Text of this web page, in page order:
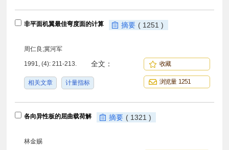
非平面机翼最佳弯度面的计算 摘要 ( 1251 )
周仁良;冀河军
1991, (4): 211-213. 全文：
相关文章 计量指标
收藏
浏览量 1251
各向异性板的屈曲载荷解 摘要 ( 1321 )
林金赐